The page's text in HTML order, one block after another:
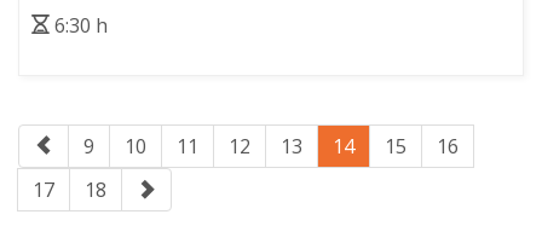
6:30 h
9 10 11 12 13 14 15
16
17
18